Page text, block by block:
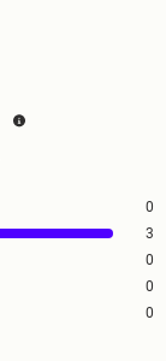
0
3
0
0
0